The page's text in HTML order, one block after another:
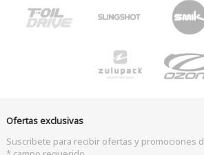
Ofertas exclusivas
Suscribete para recibir ofertas y promociones